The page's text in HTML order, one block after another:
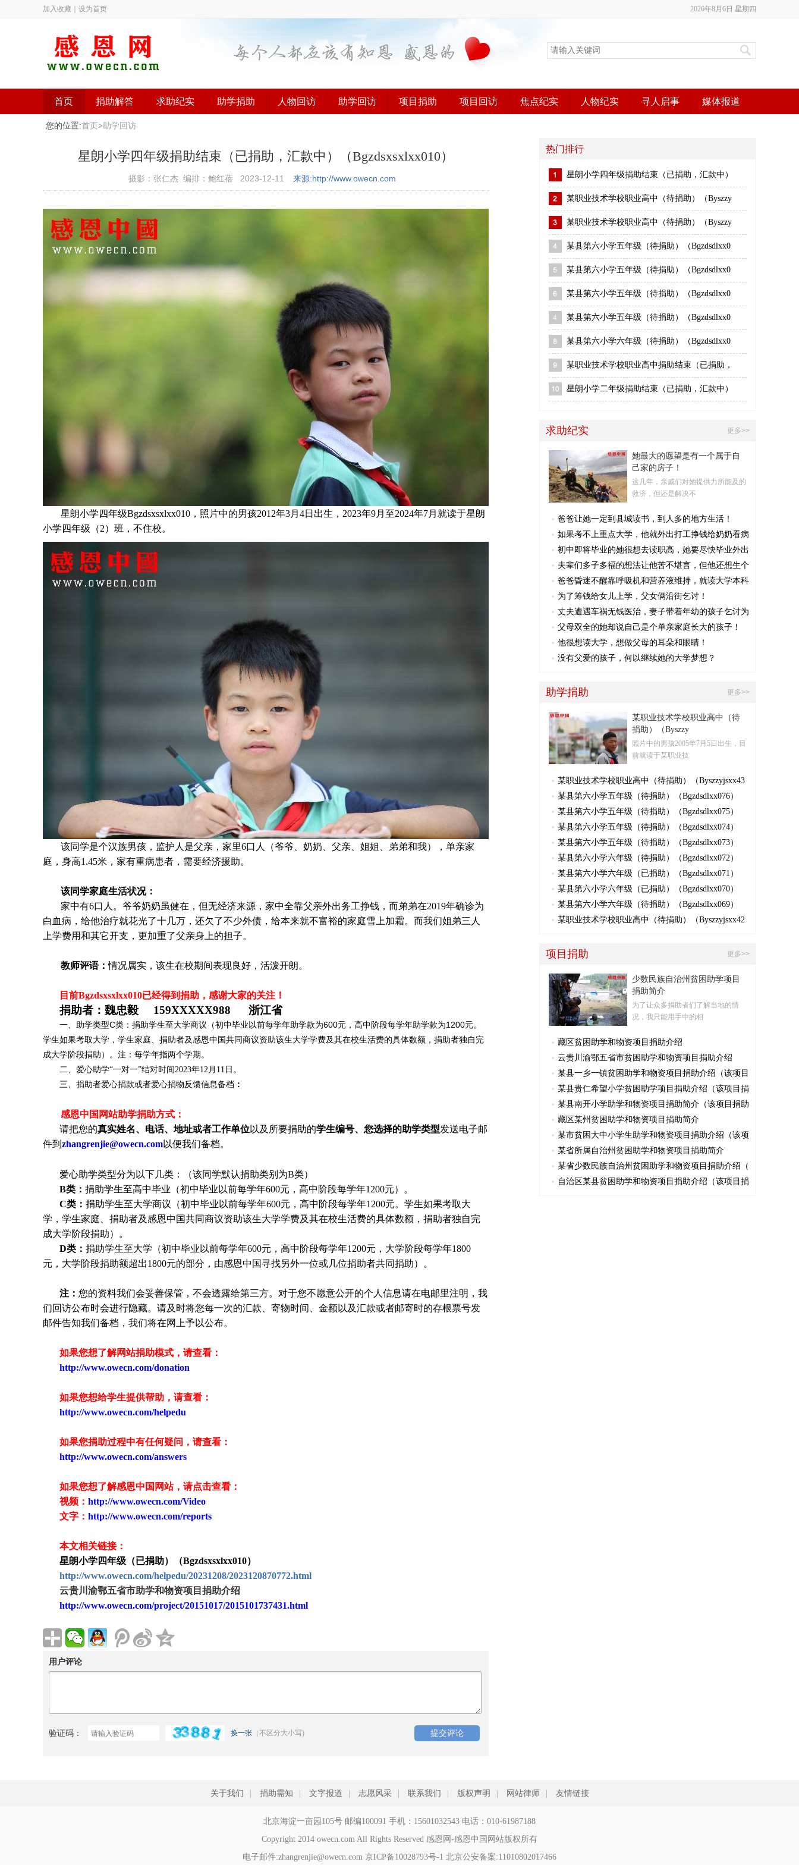
2026年8月6日 星期四
加入收藏 设为首页
首页 捐助解答 求助纪实 助学捐助 人物回访 助学回访 项目捐助 项目回访 焦点纪实 人物纪实 寻人启事 媒体报道
您的位置:首页 >助学回访
星朗小学四年级捐助结束（已捐助，汇款中）（Bgzdsxsxlxx010）
摄影：张仁杰 编排：鲍红蓓 2023-12-11 来源:http://www.owecn.com
星朗小学四年级Bgzdsxsxlxx010，照片中的男孩2012年3月4日 出生，2023年9月至2024年7月 就读于星朗
小学四年级 （2）班 ，不住校。
该同学是个汉族男孩，监护人是父亲，家里6口人（爷爷、奶奶、父亲、姐姐、弟弟和我），单亲家
庭，身高1.45米，家有重病患者，需要经济援助。
该同学家庭生活状况：
家中有6口人。爷爷奶奶虽健在，但无经济来源，家中全靠父亲外出务工挣钱，而弟弟在2019年确诊为
白血病，给他治疗就花光了十几万，还欠了不少外债，给本来就不富裕的家庭雪上加霜。而我们姐弟三人
上学费用和其它开支，更加重了父亲身上的担子。
教师评语：情况属实，该生在校期间表现良好，活泼开朗。
目前Bgzdsxsxlxx010已经得到捐助，感谢大家的关注！
捐助者：魏忠毅 159XXXXX988 浙江省
一、助学类型C类：捐助学生至大学商议（初中毕业以前每学年助学款为600元，高中阶段每学年助学款为1200元。
学生如果考取大学，学生家庭、捐助者及感恩中国共同商议资助该生大学学费及其在校生活费的具体数额，捐助者独自完
成大学阶段捐助）。注：每学年指两个学期。
二、爱心助学“一对一”结对时间2023年12月11日。
三、捐助者爱心捐款或者爱心捐物反馈信息备档 ：
感恩中国网站助学捐助方式：
请把您的真实姓名、电话、地址或者工作单位以及所要捐助的学生编号、您选择的助学类型发送电子邮
件到 zhangrenjie@owecn.com以便我们备档。
爱心助学类型分为以下几类：（该同学默认捐助类别为B类）
B类： 捐助学生至高中毕业（初中毕业以前每学年600元，高中阶段每学年1200元）。
C类： 捐助学生至大学商议（初中毕业以前每学年600元，高中阶段每学年1200元。 学生如果考取大
学， 学生家庭、捐助者及感恩中国共同商议资助该生大学学费及其在校生活费的具体数额，捐助者独自完
成大学阶段捐助）。
D类： 捐助学生至大学（初中毕业以前每学年600元，高中阶段每学年1200元，大学阶段每学年1800
元，大学阶段捐助额超出1800元的部分，由感恩中国寻找另外一位或几位捐助者共同捐助）。
注： 您的资料我们会妥善保管，不会透露给第三方。对于您不愿意公开的个人信息请在电邮里注明，我
们回访公布时会进行隐藏。请及时将您每一次的汇款、寄物时间、金额以及汇款或者邮寄时的存根票号发
邮件告知我们备档，我们将在网上予以公布。
如果您想了解网站捐助模式，请查看：
http://www.owecn.com/donation
如果您想给学生提供帮助，请查看 ：
http://www.owecn.com/helpedu
如果您捐助过程中有任何疑问，请查看 ：
http://www.owecn.com/answers
如果您想了解感恩中国网站，请点击查看：
视频： http://www.owecn.com/Video
文字： http://www.owecn.com/reports
本文相关链接：
星朗小学四年级（已捐助）（Bgzdsxsxlxx010）
http://www.owecn.com/helpedu/20231208/2023120870772.html
云贵川渝鄂五省市助学和物资项目捐助介绍
http://www.owecn.com/project/20151017/2015101737431.html
用户评论
验证码： 换一张 （不区分大小写)
热门排行
星朗小学四年级捐助结束（已捐助，汇款中）
某职业技术学校职业高中（待捐助）（Byszzy
某职业技术学校职业高中（待捐助）（Byszzy
某县第六小学五年级（待捐助）（Bgzdsdlxx0
某县第六小学五年级（待捐助）（Bgzdsdlxx0
某县第六小学五年级（待捐助）（Bgzdsdlxx0
某县第六小学五年级（待捐助）（Bgzdsdlxx0
某县第六小学六年级（待捐助）（Bgzdsdlxx0
某职业技术学校职业高中捐助结束（已捐助，
星朗小学二年级捐助结束（已捐助，汇款中）
更多>>
求助纪实
她最大的愿望是有一个属于自
己家的房子！
这几年，亲戚们对她提供力所能及的
救济，但还是解决不
爸爸让她一定到县城读书，到人多的地方生活！
如果考不上重点大学，他就外出打工挣钱给奶奶看病
初中即将毕业的她很想去读职高，她要尽快毕业外出
夫辈们多子多福的想法让他苦不堪言，但他还想生个
爸爸昏迷不醒靠呼吸机和营养液维持，就读大学本科
为了筹钱给女儿上学，父女俩沿街乞讨！
丈夫遭遇车祸无钱医治，妻子带着年幼的孩子乞讨为
父母双全的她却说自己是个单亲家庭长大的孩子！
他很想读大学，想做父母的耳朵和眼睛！
没有父爱的孩子，何以继续她的大学梦想？
更多>>
助学捐助
某职业技术学校职业高中（待
捐助）（Byszzy
照片中的男孩2005年7月5日​出生，目
前就读于某职业技
某职业技术学校职业高中（待捐助）（Byszzyjsxx43
某县第六小学五年级（待捐助）（Bgzdsdlxx076）
某县第六小学五年级（待捐助）（Bgzdsdlxx075）
某县第六小学五年级（待捐助）（Bgzdsdlxx074）
某县第六小学五年级（待捐助）（Bgzdsdlxx073）
某县第六小学六年级（待捐助）（Bgzdsdlxx072）
某县第六小学六年级（已捐助）（Bgzdsdlxx071）
某县第六小学六年级（已捐助）（Bgzdsdlxx070）
某县第六小学六年级（待捐助）（Bgzdsdlxx069）
某职业技术学校职业高中（待捐助）（Byszzyjsxx42
更多>>
项目捐助
少数民族自治州贫困助学项目
捐助简介
为了让众多捐助者们了解当地的情
况，我只能用手中的相
藏区贫困助学和物资项目捐助介绍
云贵川渝鄂五省市贫困助学和物资项目捐助介绍
某县一乡一镇贫困助学和物资项目捐助介绍（该项目
某县贵仁希望小学贫困助学项目捐助介绍（该项目捐
某县南开小学助学和物资项目捐助简介（该项目捐助
藏区某州贫困助学和物资项目捐助简介
某市贫困大中小学生助学和物资项目捐助介绍（该项
某省所属自治州贫困助学和物资项目捐助简介
某省少数民族自治州贫困助学和物资项目捐助介绍（
自治区某县贫困助学和物资项目捐助介绍（该项目捐
关于我们 捐助需知 文字报道 志愿风采 联系我们 版权声明 网站律师 友情链接
北京海淀一亩园105号 邮编100091 手机：15601032543 电话：010-61987188
Copyright 2014 owecn.com All Rights Reserved 感恩网-感恩中国网站版权所有
电子邮件:zhangrenjie@owecn.com 京ICP备10028793号-1 北京公安备案:11010802017466